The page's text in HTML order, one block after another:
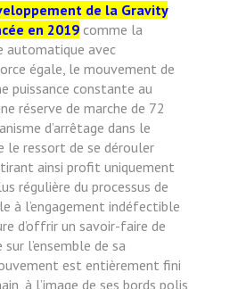
de la Gravity
en 2019 comme la
automatique avec
égale, le mouvement de
puissance constante au
réserve de marche de 72
d’arrêtage dans le
le ressort de se dérouler
ainsi profit uniquement
régulière du processus de
à l’engagement indéfectible
d’offrir un savoir-faire de
l’ensemble de sa
est entièrement fini
à l’image de ses bords polis